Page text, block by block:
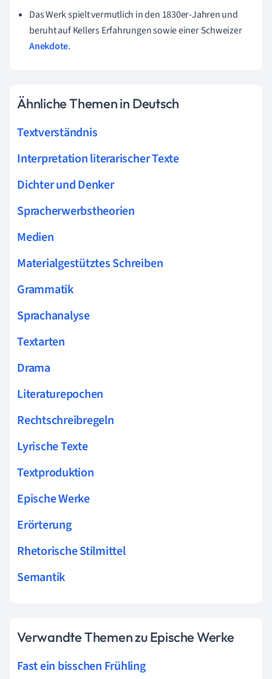
Das Werk spielt vermutlich in den 1830er-Jahren und
beruht auf Kellers Erfahrungen sowie einer Schweizer
Anekdote.
Ähnliche Themen in Deutsch
Textverständnis
Interpretation literarischer Texte
Dichter und Denker
Spracherwerbstheorien
Medien
Materialgestütztes Schreiben
Grammatik
Sprachanalyse
Textarten
Drama
Literaturepochen
Rechtschreibregeln
Lyrische Texte
Textproduktion
Epische Werke
Erörterung
Rhetorische Stilmittel
Semantik
Verwandte Themen zu Epische Werke
Fast ein bisschen Frühling